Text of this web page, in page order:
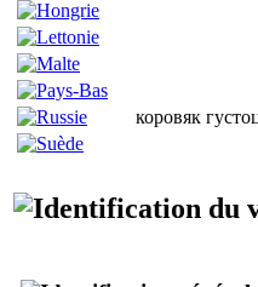
коровяк